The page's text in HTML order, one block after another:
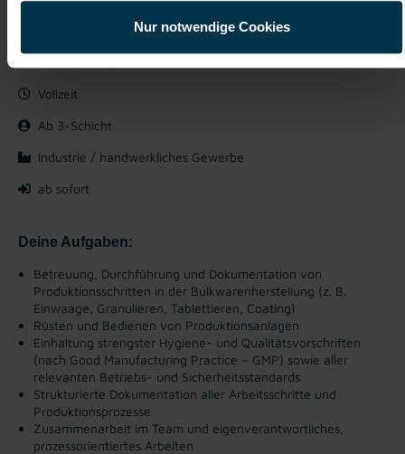
Nur notwendige Cookies
Lannach, Steiermark
Vollzeit
Ab 3-Schicht
Industrie / handwerkliches Gewerbe
ab sofort
Deine Aufgaben:
Betreuung, Durchführung und Dokumentation von
Produktionsschritten in der Bulkwarenherstellung (z. B.
Einwaage, Granulieren, Tablettieren, Coating)
Rüsten und Bedienen von Produktionsanlagen
Einhaltung strengster Hygiene- und Qualitätsvorschriften
(nach Good Manufacturing Practice – GMP) sowie aller
relevanten Betriebs- und Sicherheitsstandards
Strukturierte Dokumentation aller Arbeitsschritte und
Produktionsprozesse
Zusammenarbeit im Team und eigenverantwortliches,
prozessorientiertes Arbeiten